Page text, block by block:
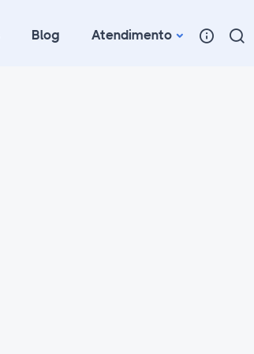
Blog Atendimento